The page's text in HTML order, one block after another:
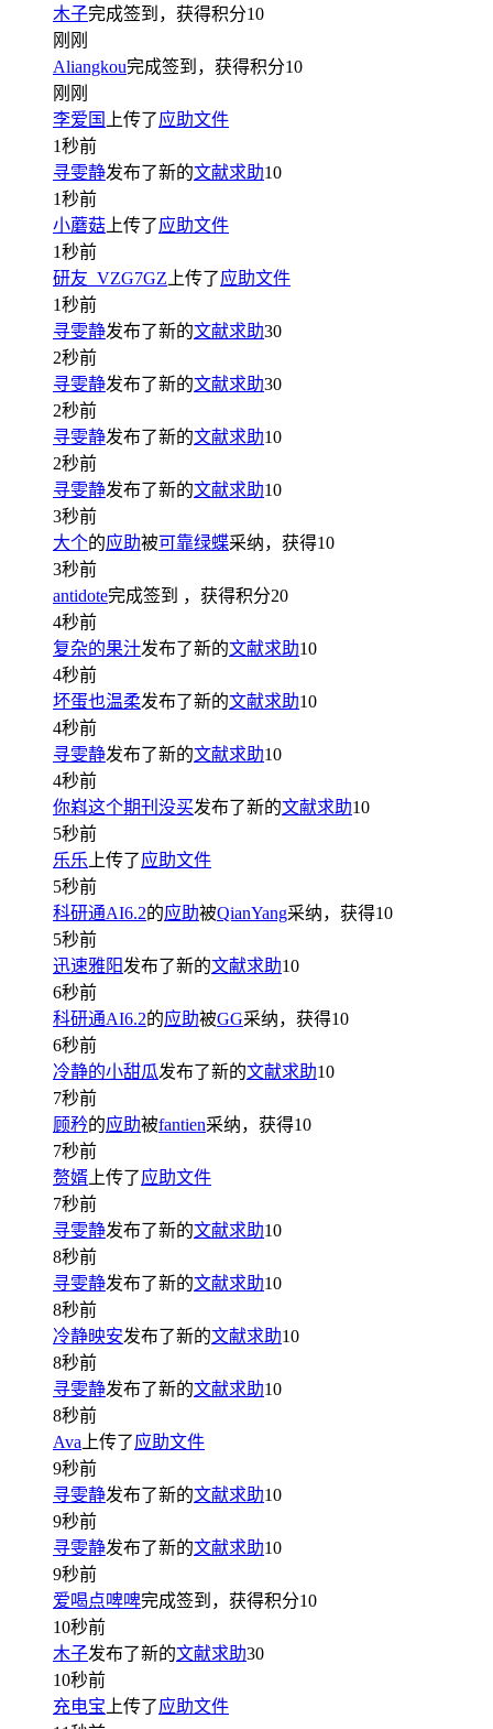
木子完成签到，获得积分10
刚刚
Aliangkou完成签到，获得积分10
刚刚
李爱国
上传了应助文件
1秒前
寻雯静发布了新的文献求助10
1秒前
小蘑菇 上传了应助文件
1秒前
研友_VZG7GZ 上传了应助文件
1秒前
寻雯静发布了新的文献求助30
2秒前
寻雯静发布了新的文献求助30
2秒前
寻雯静发布了新的文献求助10
2秒前
寻雯静发布了新的文献求助10
3秒前
大个的应助被可靠绿蝶采纳，获得10
3秒前
antidote完成签到 ，获得积分20
4秒前
复杂的果汁发布了新的文献求助10
4秒前
坏蛋也温柔发布了新的文献求助10
4秒前
寻雯静发布了新的文献求助10
4秒前
你嵙这个期刊没买发布了新的文献求助10
5秒前
乐乐 上传了应助文件
5秒前
科研通AI6.2的应助被QianYang采纳，获得10
5秒前
迅速雅阳发布了新的文献求助10
6秒前
科研通AI6.2的应助被GG采纳，获得10
6秒前
冷静的小甜瓜发布了新的文献求助10
7秒前
顾矜的应助被fantien采纳，获得10
7秒前
赘婿 上传了应助文件
7秒前
寻雯静发布了新的文献求助10
8秒前
寻雯静发布了新的文献求助10
8秒前
冷静映安发布了新的文献求助10
8秒前
寻雯静发布了新的文献求助10
8秒前
Ava 上传了应助文件
9秒前
寻雯静发布了新的文献求助10
9秒前
寻雯静发布了新的文献求助10
9秒前
爱喝点啤啤完成签到，获得积分10
10秒前
木子发布了新的文献求助30
10秒前
充电宝 上传了应助文件